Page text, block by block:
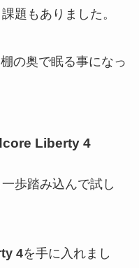
題もありました。
の奥で眠る事になっ
Liberty 4
歩踏み込んで試し
4を手に入れまし